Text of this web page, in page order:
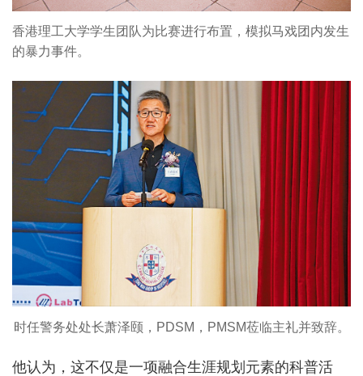
香港理工大学学生团队为比赛进行布置，模拟马戏团内发生
的暴力事件。
时任警务处处长萧泽颐，PDSM，PMSM莅临主礼并致辞。
他认为，这不仅是一项融合生涯规划元素的科普活